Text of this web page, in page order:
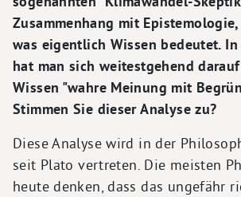
Zusammenhang mit
was eigentlich Wissen bedeutet.
hat man sich weitestgehend
Wissen "wahre Meinung mit
Stimmen Sie dieser Analyse zu?
Diese Analyse wird in der
seit Plato vertreten. Die meisten
heute denken, dass das ungefähr